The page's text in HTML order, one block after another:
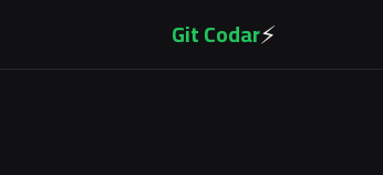
⚡
Git Codar